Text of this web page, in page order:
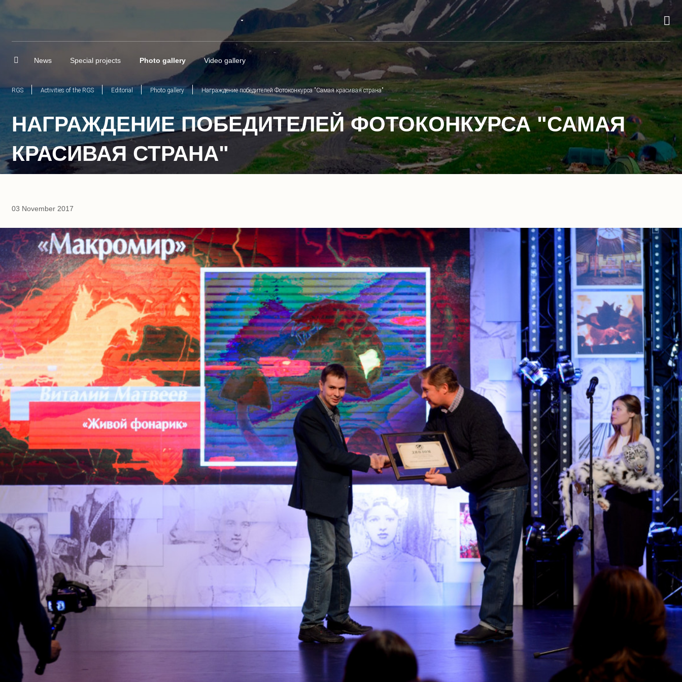
News Special projects Photo gallery Video gallery
RGS Activities of the RGS Editorial Photo gallery Награждение победителей Фотоконкурса "Самая красивая страна"
НАГРАЖДЕНИЕ ПОБЕДИТЕЛЕЙ ФОТОКОНКУРСА "САМАЯ
КРАСИВАЯ СТРАНА"
03 November 2017